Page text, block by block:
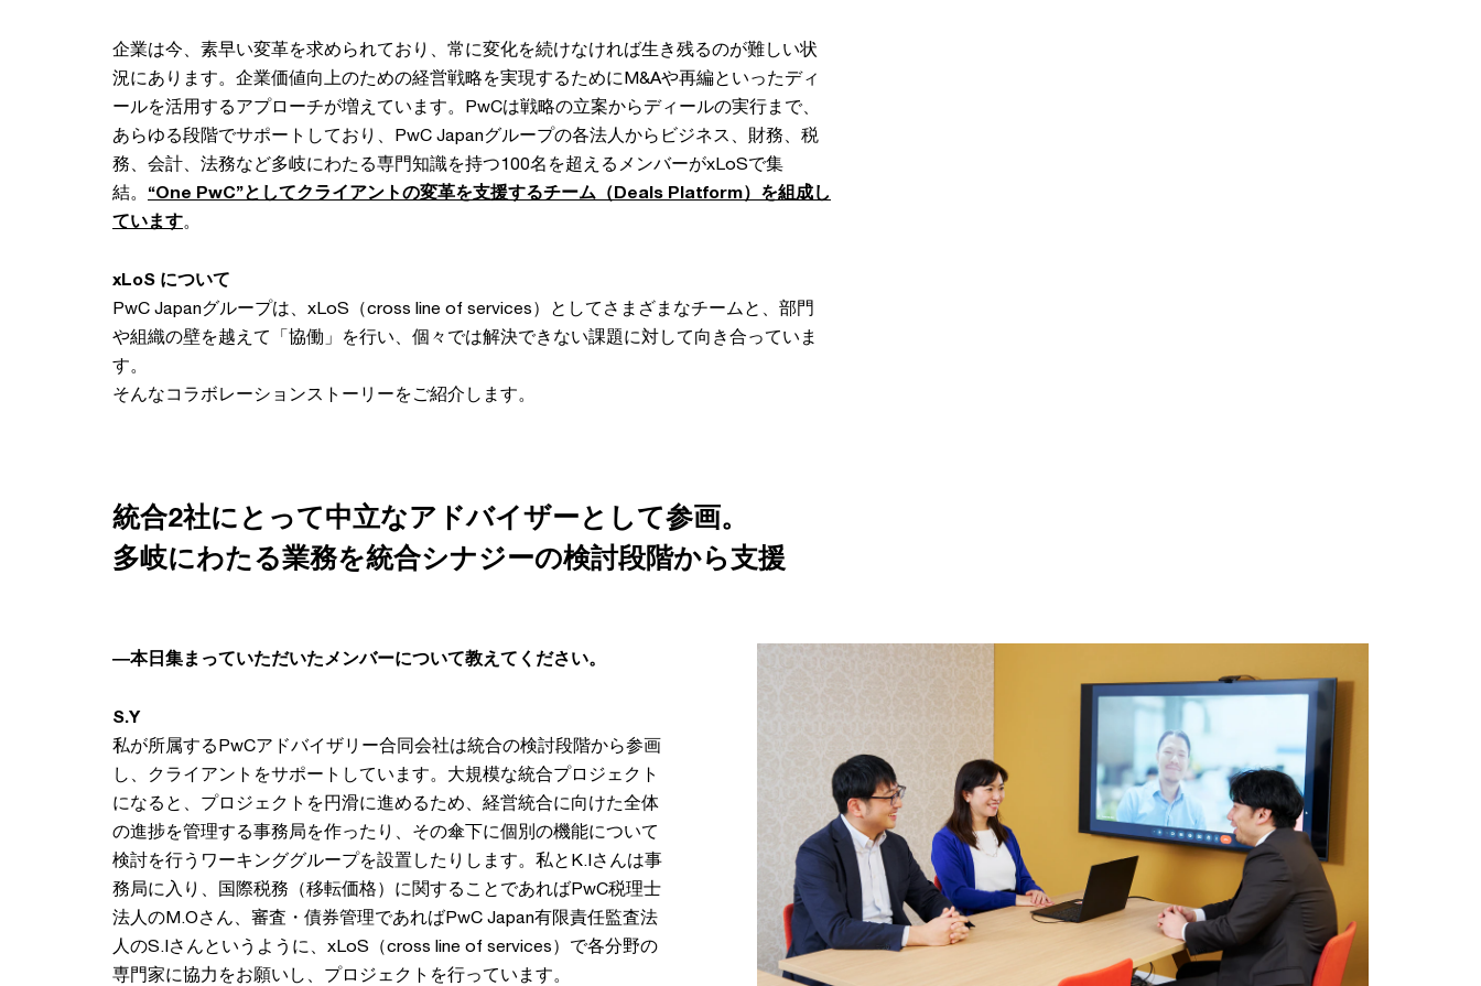
企業は今、素早い変革を求められており、常に変化を続けなければ生き残るのが難しい状
況にあります。企業価値向上のための経営戦略を実現するためにM&Aや再編といったディ
ールを活用するアプローチが増えています。PwCは戦略の立案からディールの実行まで、
あらゆる段階でサポートしており、PwC Japanグループの各法人からビジネス、財務、税
務、会計、法務など多岐にわたる専門知識を持つ100名を超えるメンバーがxLoSで集
結。 “One PwC”としてクライアントの変革を支援するチーム（Deals Platform）を組成し
ています。
xLoS について
PwC Japanグループは、xLoS（cross line of services）としてさまざまなチームと、部門
や組織の壁を越えて「協働」を行い、個々では解決できない課題に対して向き合っていま
す。
そんなコラボレーションストーリーをご紹介します。
統合2社にとって中立なアドバイザーとして参画。
多岐にわたる業務を統合シナジーの検討段階から支援
―本日集まっていただいたメンバーについて教えてください。
S.Y
私が所属するPwCアドバイザリー合同会社は統合の検討段階から参画
し、クライアントをサポートしています。大規模な統合プロジェクト
になると、プロジェクトを円滑に進めるため、経営統合に向けた全体
の進捗を管理する事務局を作ったり、その傘下に個別の機能について
検討を行うワーキンググループを設置したりします。私とK.Iさんは事
務局に入り、国際税務（移転価格）に関することであればPwC税理士
法人のM.Oさん、審査・債券管理であればPwC Japan有限責任監査法
人のS.Iさんというように、xLoS（cross line of services）で各分野の
専門家に協力をお願いし、プロジェクトを行っています。